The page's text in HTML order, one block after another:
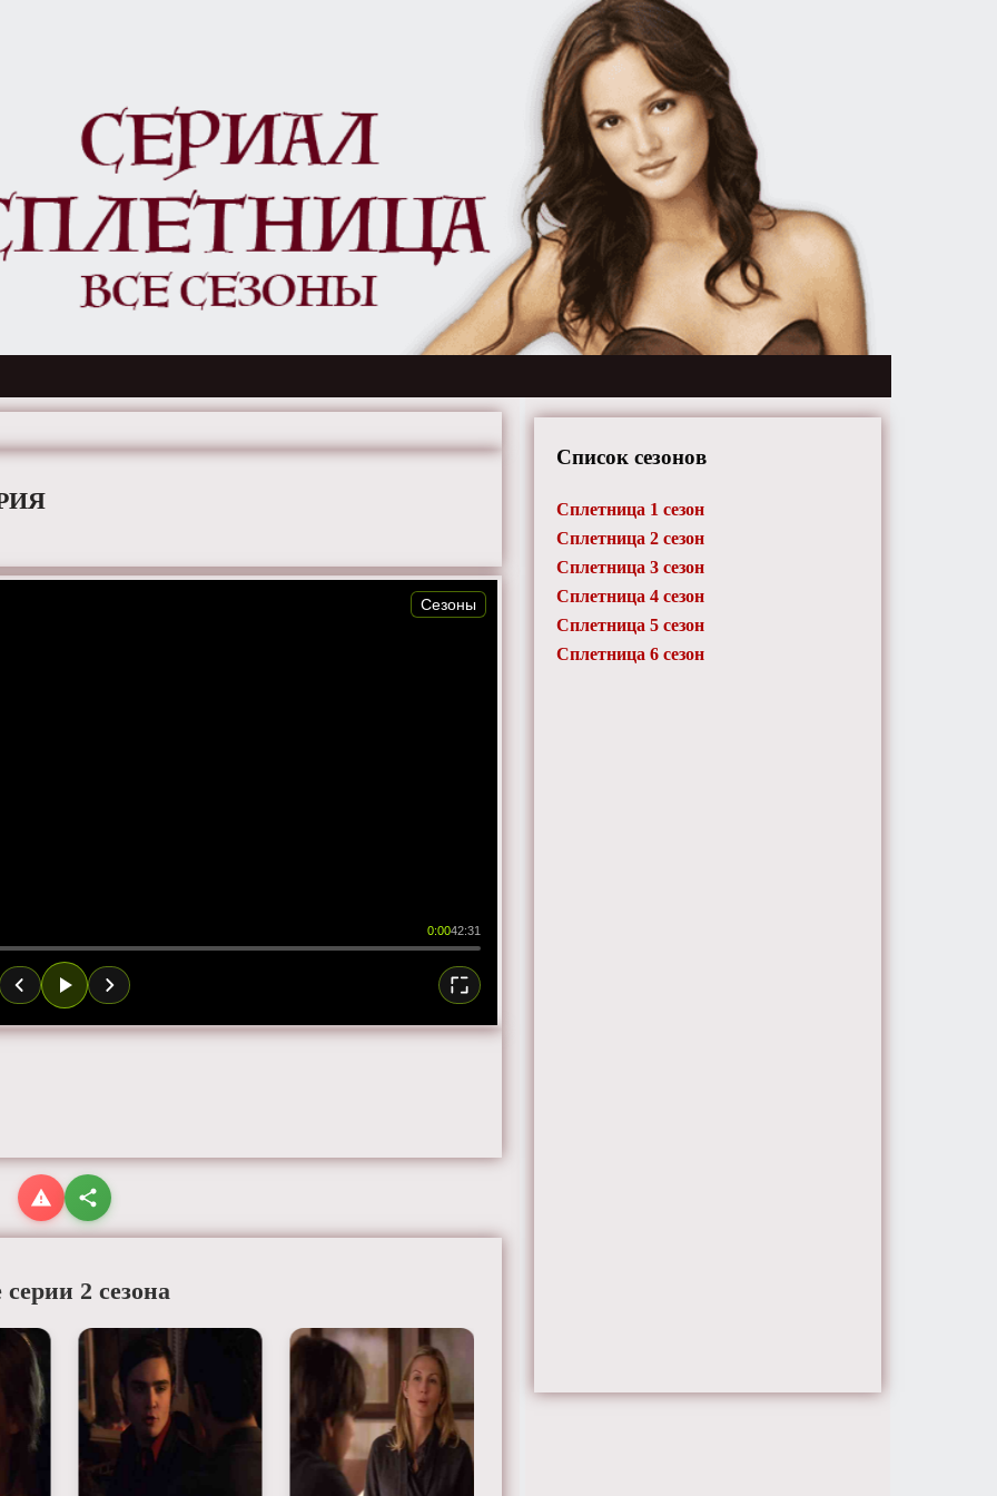
0:0042:31
Сезоны
серии 2 сезона
Список сезонов
Сплетница 1 сезон
Сплетница 2 сезон
Сплетница 3 сезон
Сплетница 4 сезон
Сплетница 5 сезон
Сплетница 6 сезон